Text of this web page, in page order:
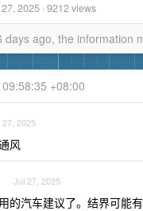
2025 · 9212 views
ago, the information
+08:00
27, 2025
风
Jul 27, 2025
的汽车建议了。结界可能